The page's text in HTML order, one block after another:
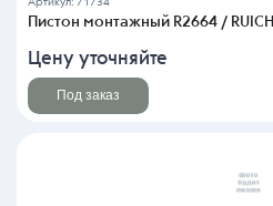
Артикул: 71734
Пистон монтажный R2664 / RUICHI
Цену уточняйте
Под заказ